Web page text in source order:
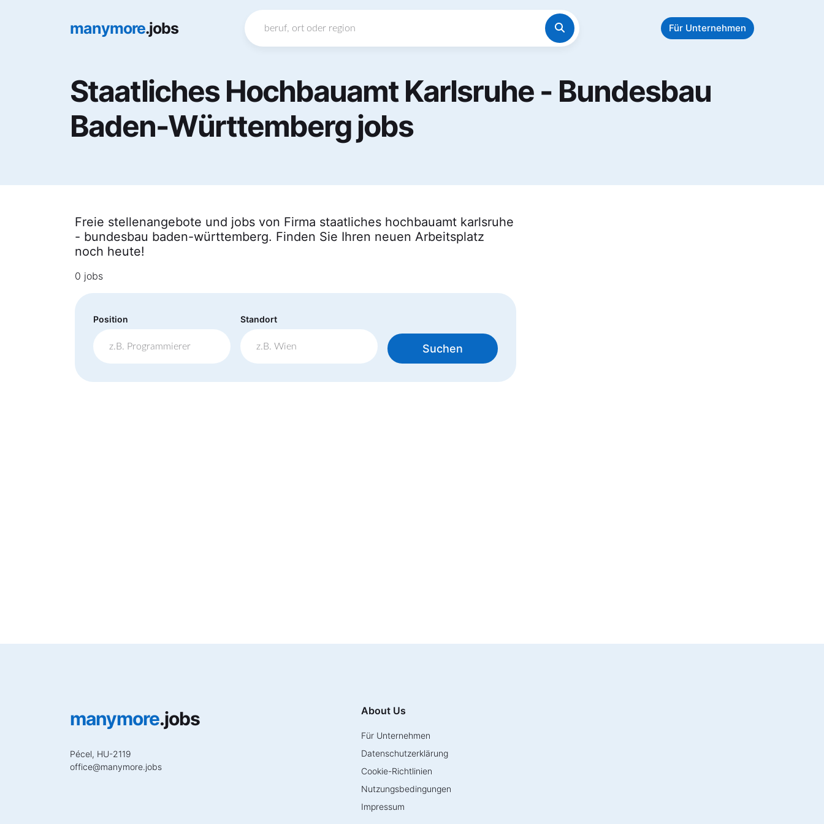
manymore.jobs Für Unternehmen
Staatliches Hochbauamt Karlsruhe - Bundesbau
Baden-Württemberg jobs
Freie stellenangebote und jobs von Firma staatliches hochbauamt karlsruhe
- bundesbau baden-württemberg. Finden Sie Ihren neuen Arbeitsplatz
noch heute!
0 jobs
Position Standort
Suchen
manymore.jobs
Pécel, HU-2119
office@manymore.jobs
About Us
Für Unternehmen
Datenschutzerklärung
Cookie-Richtlinien
Nutzungsbedingungen
Impressum